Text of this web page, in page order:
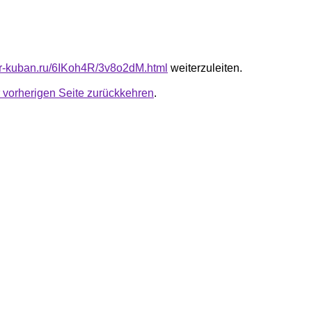
kuban.ru/6IKoh4R/3v8o2dM.html weiterzuleiten.
vorherigen Seite zurückkehren.